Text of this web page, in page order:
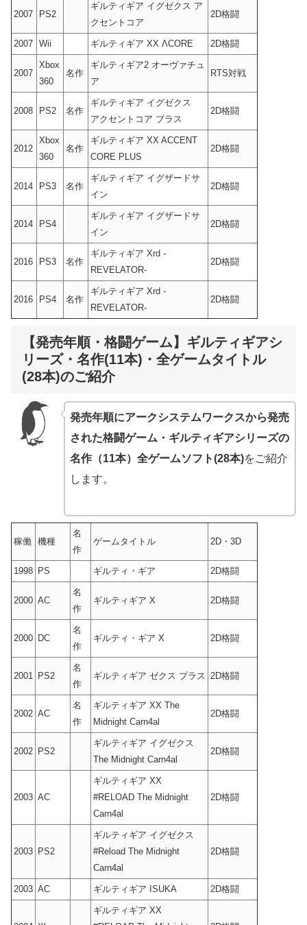
2007 PS2
ギルティギア イグゼクス ア
クセントコア
2D格闘
2007 Wii ギルティギア XX ΛCORE 2D格闘
2007
Xbox
360
名作
ギルティギア2 オーヴァチュ
ア
RTS対戦
2008 PS2 名作
ギルティギア イグゼクス
アクセントコア プラス
2D格闘
2012
Xbox
360
名作
ギルティギア XX ACCENT
CORE PLUS
2D格闘
2014 PS3 名作
ギルティギア イグザードサ
イン
2D格闘
2014 PS4
ギルティギア イグザードサ
イン
2D格闘
2016 PS3 名作
ギルティギア Xrd -
REVELATOR-
2D格闘
2016 PS4 名作
ギルティギア Xrd -
REVELATOR-
2D格闘
【発売年順・格闘ゲーム】ギルティギアシ
リーズ・名作(11本)・全ゲームタイトル
(28本)のご紹介
発売年順にアークシステムワークスから発売
された格闘ゲーム・ギルティギアシリーズの
名作（11本）全ゲームソフト(28本)をご紹介
します。
稼働 機種
名
作
ゲームタイトル 2D・3D
1998 PS ギルティ・ギア 2D格闘
2000 AC
名
作
ギルティギア X 2D格闘
2000 DC
名
作
ギルティ・ギア X 2D格闘
2001 PS2
名
作
ギルティギア ゼクス プラス 2D格闘
2002 AC
名
作
ギルティギア XX The
Midnight Carn4al
2D格闘
2002 PS2
ギルティギア イグゼクス
The Midnight Carn4al
2D格闘
2003 AC
ギルティギア XX
#RELOAD The Midnight
Carn4al
2D格闘
2003 PS2
ギルティギア イグゼクス
#Reload The Midnight
Carn4al
2D格闘
2003 AC ギルティギア ISUKA 2D格闘
ギルティギア XX